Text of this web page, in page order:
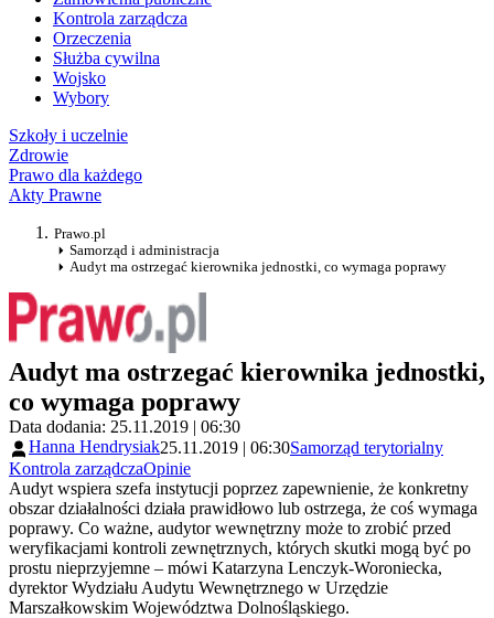
Kontrola zarządcza
Orzeczenia
Służba cywilna
Wojsko
Wybory
Szkoły i uczelnie
Zdrowie
Prawo dla każdego
Akty Prawne
Prawo.pl
Samorząd i administracja
Audyt ma ostrzegać kierownika jednostki, co wymaga poprawy
Audyt ma ostrzegać kierownika jednostki,
co wymaga poprawy
Data dodania: 25.11.2019 | 06:30
Hanna Hendrysiak25.11.2019 | 06:30Samorząd terytorialny
Kontrola zarządczaOpinie
Audyt wspiera szefa instytucji poprzez zapewnienie, że konkretny
obszar działalności działa prawidłowo lub ostrzega, że coś wymaga
poprawy. Co ważne, audytor wewnętrzny może to zrobić przed
weryfikacjami kontroli zewnętrznych, których skutki mogą być po
prostu nieprzyjemne – mówi Katarzyna Lenczyk-Woroniecka,
dyrektor Wydziału Audytu Wewnętrznego w Urzędzie
Marszałkowskim Województwa Dolnośląskiego.